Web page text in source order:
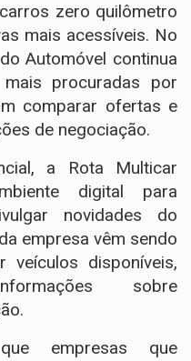
zero quilômetro
mais acessíveis. No
Automóvel continua
procuradas por
comparar ofertas e
de negociação.
a Rota Multicar
digital para
novidades do
empresa vêm sendo
veículos disponíveis,
sobre
empresas que